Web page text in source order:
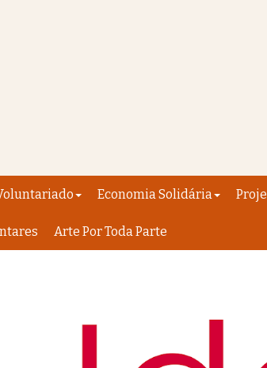
Economia Solidária
Arte Por Toda Parte